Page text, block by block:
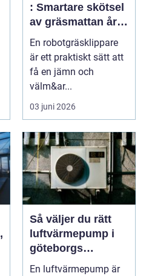
: Smartare skötsel
av gräsmattan året
runt
En robotgräsklippare
är ett praktiskt sätt att
få en jämn och
välm&ar...
03 juni 2026
Så väljer du rätt
luftvärmepump i
göteborgs
kustklimat
En luftvärmepump är